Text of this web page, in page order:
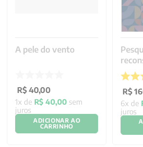
A pele do vento
R$ 40,00
1x de R$ 40,00 sem
juros
ADICIONAR AO
CARRINHO
R$
6x de
juros